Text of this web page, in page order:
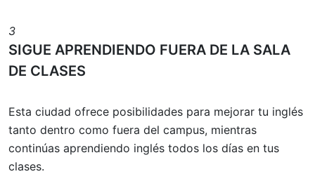
3
SIGUE APRENDIENDO FUERA DE LA SALA
DE CLASES
Esta ciudad ofrece posibilidades para mejorar tu inglés
tanto dentro como fuera del campus, mientras
continúas aprendiendo inglés todos los días en tus
clases.